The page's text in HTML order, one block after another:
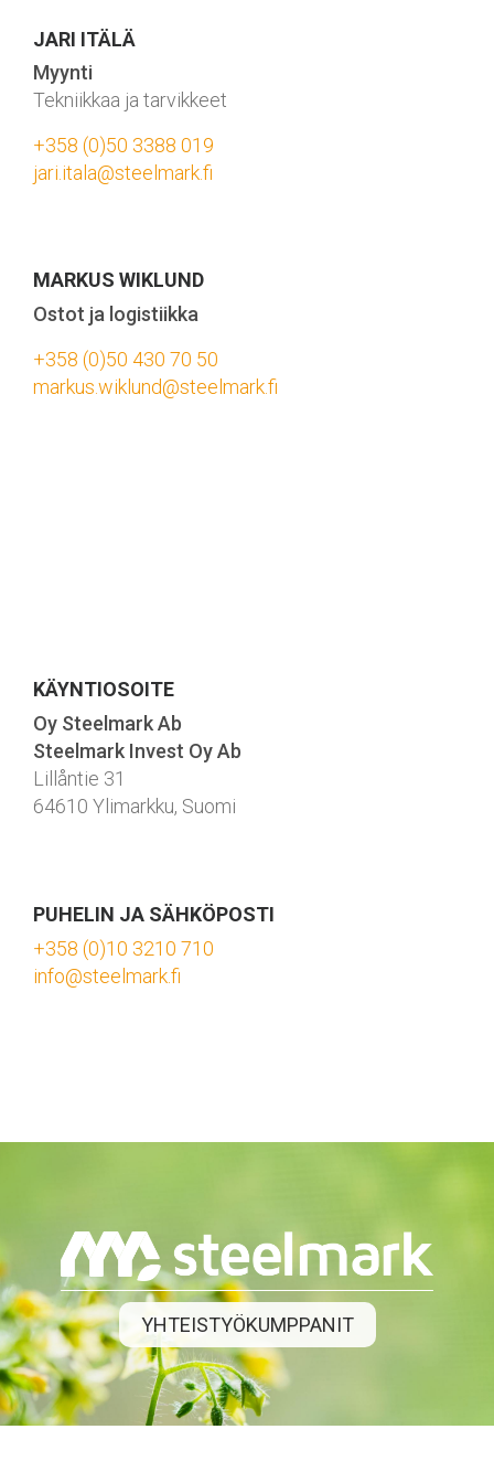
JARI ITÄLÄ
Myynti
Tekniikkaa ja tarvikkeet
+358 (0)50 3388 019
jari.itala@steelmark.fi
MARKUS WIKLUND
Ostot ja logistiikka
+358 (0)50 430 70 50
markus.wiklund@steelmark.fi
KÄYNTIOSOITE
Oy Steelmark Ab
Steelmark Invest Oy Ab
Lillåntie 31
64610 Ylimarkku, Suomi
PUHELIN JA SÄHKÖPOSTI
+358 (0)10 3210 710
info@steelmark.fi
YHTEISTYÖKUMPPANIT